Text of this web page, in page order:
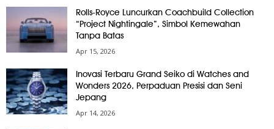
Rolls-Royce Luncurkan Coachbuild Collection
“Project Nightingale”, Simbol Kemewahan
Tanpa Batas
Apr 15, 2026
Inovasi Terbaru Grand Seiko di Watches and
Wonders 2026, Perpaduan Presisi dan Seni
Jepang
Apr 14, 2026